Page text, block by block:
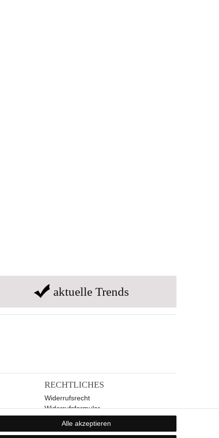
aktuelle Trends
RECHTLICHES
Widerrufsrecht
Widerrufsformular
Datenschutzerklärung
Alle akzeptieren